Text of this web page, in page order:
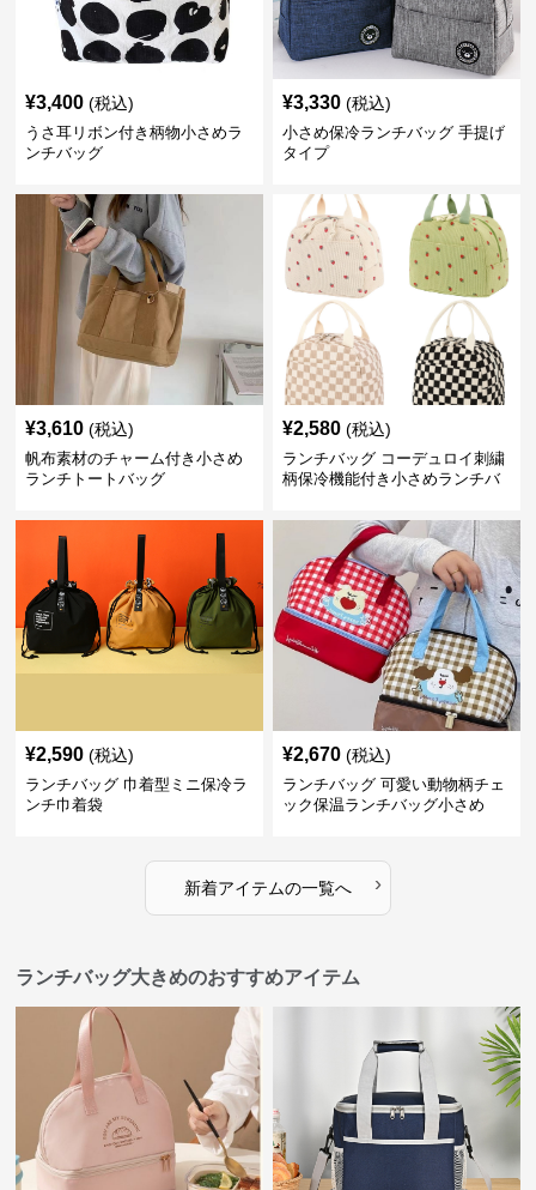
¥3,400 (税込)
うさ耳リボン付き柄物小さめラ
ンチバッグ
¥3,330 (税込)
小さめ保冷ランチバッグ 手提げ
タイプ
¥3,610 (税込)
帆布素材のチャーム付き小さめ
ランチトートバッグ
¥2,580 (税込)
ランチバッグ コーデュロイ刺繍
柄保冷機能付き小さめランチバ
¥2,590 (税込)
ランチバッグ 巾着型ミニ保冷ラ
ンチ巾着袋
¥2,670 (税込)
ランチバッグ 可愛い動物柄チェ
ック保温ランチバッグ小さめ
新着アイテムの一覧へ ›
ランチバッグ大きめのおすすめアイテム